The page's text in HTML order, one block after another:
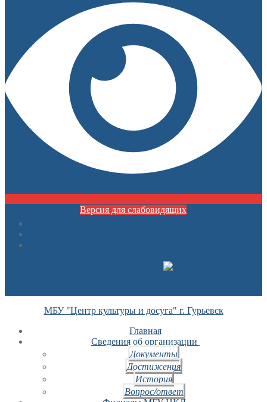
Версия для слабовидящих
МБУ "Центр культуры и досуга" г. Гурьевск
Главная
Сведения об организации
Документы
Достижения
История
Вопрос/ответ